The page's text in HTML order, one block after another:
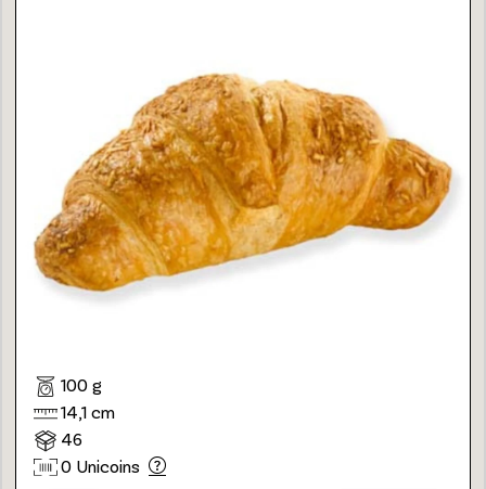
100 g
14,1 cm
46
0 Unicoins